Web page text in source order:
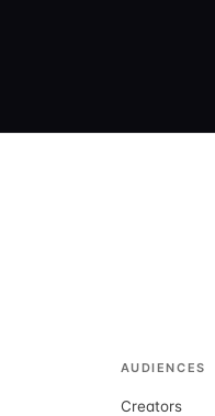
AUDIENCES
Creators